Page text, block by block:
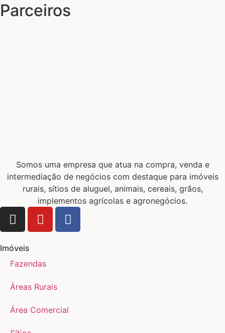
Parceiros
Somos uma empresa que atua na compra, venda e
intermediação de negócios com destaque para imóveis
rurais, sítios de aluguel, animais, cereais, grãos,
implementos agrícolas e agronegócios.
Imóveis
Fazendas
Áreas Rurais
Área Comercial